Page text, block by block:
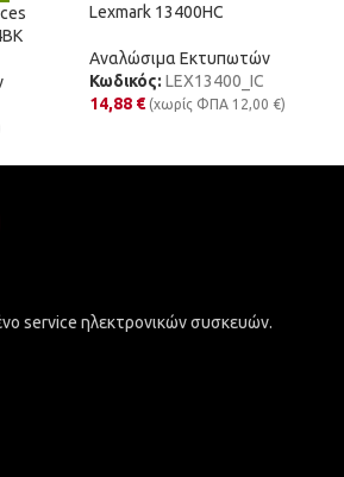
Lexmark 13400HC
Αναλώσιμα Εκτυπωτών
Κωδικός: LEX13400_IC
14,88 € (χωρίς ΦΠΑ 12,00 €)
service ηλεκτρονικών συσκευών.